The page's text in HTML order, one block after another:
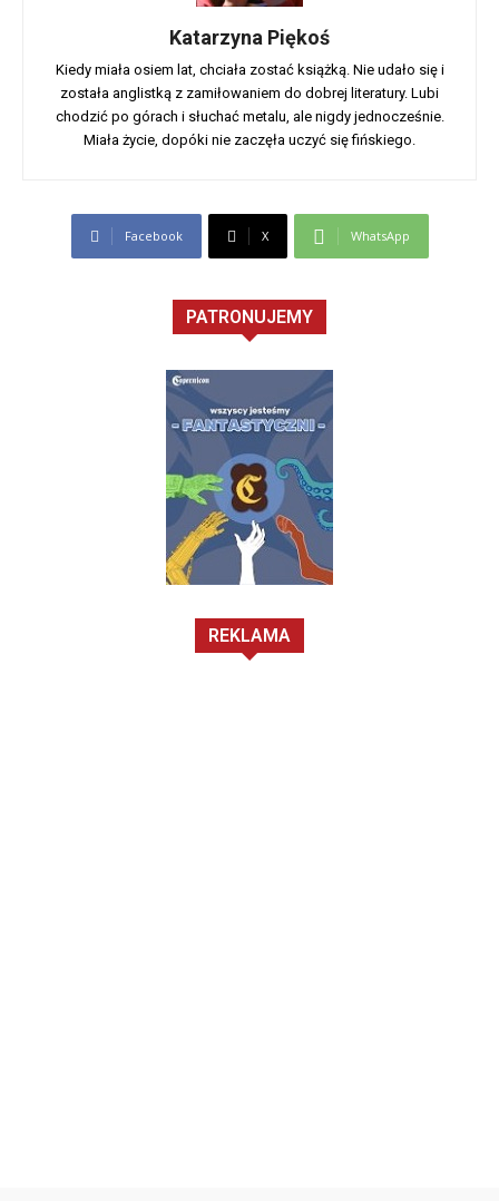
Katarzyna Piękoś
Kiedy miała osiem lat, chciała zostać książką. Nie udało się i
została anglistką z zamiłowaniem do dobrej literatury. Lubi
chodzić po górach i słuchać metalu, ale nigdy jednocześnie.
Miała życie, dopóki nie zaczęła uczyć się fińskiego.
Facebook X WhatsApp
PATRONUJEMY
REKLAMA